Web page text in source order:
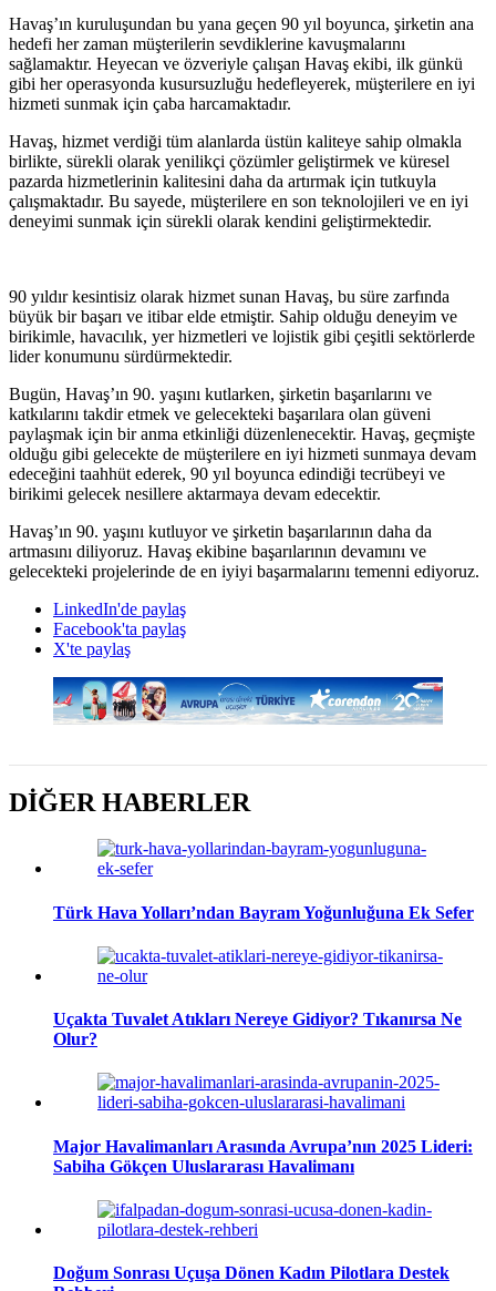
Havaş’ın kuruluşundan bu yana geçen 90 yıl boyunca, şirketin ana
hedefi her zaman müşterilerin sevdiklerine kavuşmalarını
sağlamaktır. Heyecan ve özveriyle çalışan Havaş ekibi, ilk günkü
gibi her operasyonda kusursuzluğu hedefleyerek, müşterilere en iyi
hizmeti sunmak için çaba harcamaktadır.
Havaş, hizmet verdiği tüm alanlarda üstün kaliteye sahip olmakla
birlikte, sürekli olarak yenilikçi çözümler geliştirmek ve küresel
pazarda hizmetlerinin kalitesini daha da artırmak için tutkuyla
çalışmaktadır. Bu sayede, müşterilere en son teknolojileri ve en iyi
deneyimi sunmak için sürekli olarak kendini geliştirmektedir.
90 yıldır kesintisiz olarak hizmet sunan Havaş, bu süre zarfında
büyük bir başarı ve itibar elde etmiştir. Sahip olduğu deneyim ve
birikimle, havacılık, yer hizmetleri ve lojistik gibi çeşitli sektörlerde
lider konumunu sürdürmektedir.
Bugün, Havaş’ın 90. yaşını kutlarken, şirketin başarılarını ve
katkılarını takdir etmek ve gelecekteki başarılara olan güveni
paylaşmak için bir anma etkinliği düzenlenecektir. Havaş, geçmişte
olduğu gibi gelecekte de müşterilere en iyi hizmeti sunmaya devam
edeceğini taahhüt ederek, 90 yıl boyunca edindiği tecrübeyi ve
birikimi gelecek nesillere aktarmaya devam edecektir.
Havaş’ın 90. yaşını kutluyor ve şirketin başarılarının daha da
artmasını diliyoruz. Havaş ekibine başarılarının devamını ve
gelecekteki projelerinde de en iyiyi başarmalarını temenni ediyoruz.
LinkedIn'de paylaş
Facebook'ta paylaş
X'te paylaş
DİĞER HABERLER
Türk Hava Yolları’ndan Bayram Yoğunluğuna Ek Sefer
Uçakta Tuvalet Atıkları Nereye Gidiyor? Tıkanırsa Ne
Olur?
Major Havalimanları Arasında Avrupa’nın 2025 Lideri:
Sabiha Gökçen Uluslararası Havalimanı
Doğum Sonrası Uçuşa Dönen Kadın Pilotlara Destek